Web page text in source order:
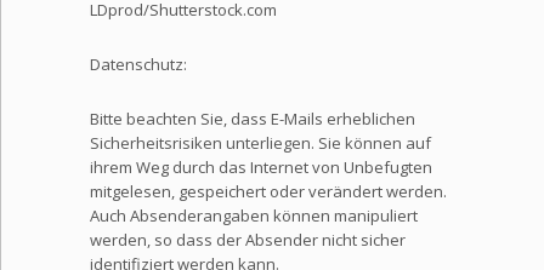
LDprod/Shutterstock.com
Datenschutz:
Bitte beachten Sie, dass E-Mails erheblichen
Sicherheitsrisiken unterliegen. Sie können auf
ihrem Weg durch das Internet von Unbefugten
mitgelesen, gespeichert oder verändert werden.
Auch Absenderangaben können manipuliert
werden, so dass der Absender nicht sicher
identifiziert werden kann.